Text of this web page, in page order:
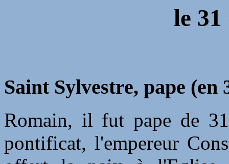
le 31
Saint Sylvestre, pape (en
Romain, il fut pape de
pontificat, l'empereur